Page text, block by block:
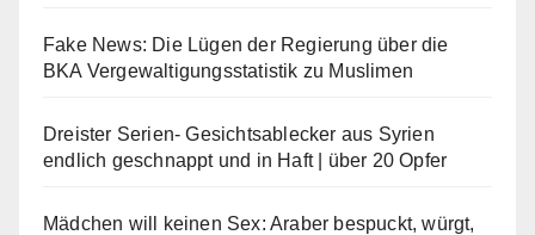
Fake News: Die Lügen der Regierung über die
BKA Vergewaltigungsstatistik zu Muslimen
Dreister Serien- Gesichtsablecker aus Syrien
endlich geschnappt und in Haft | über 20 Opfer
Mädchen will keinen Sex: Araber bespuckt, würgt,